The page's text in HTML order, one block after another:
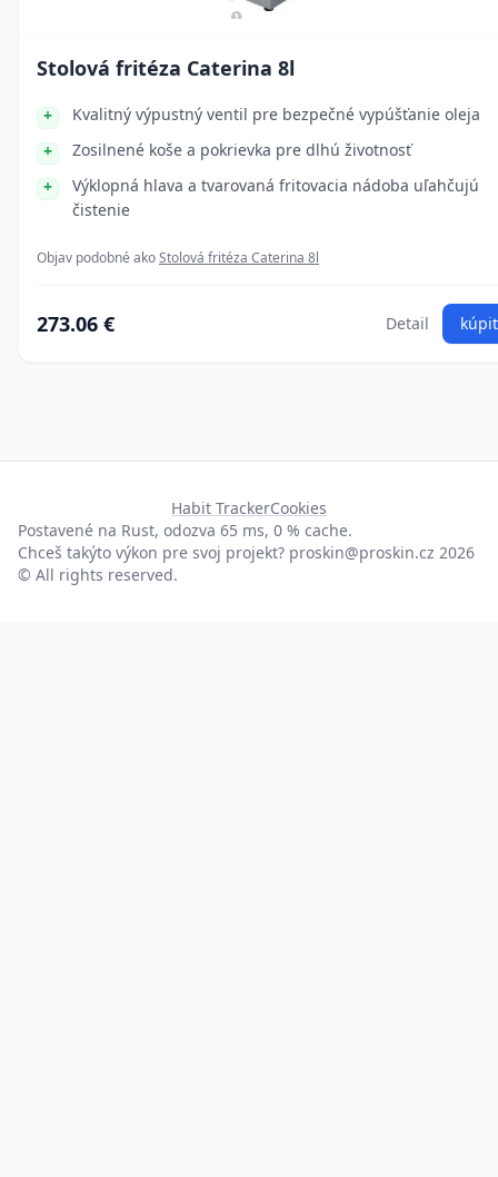
Stolová fritéza Caterina 8l
Kvalitný výpustný ventil pre bezpečné vypúšťanie oleja
Zosilnené koše a pokrievka pre dlhú životnosť
Výklopná hlava a tvarovaná fritovacia nádoba uľahčujú
čistenie
Objav podobné akoStolová fritéza Caterina 8l
273.06 € Detail kúpiť
Habit TrackerCookies
Postavené na Rust, odozva 65 ms, 0 % cache.
Chceš takýto výkon pre svoj projekt? proskin@proskin.cz 2026
© All rights reserved.